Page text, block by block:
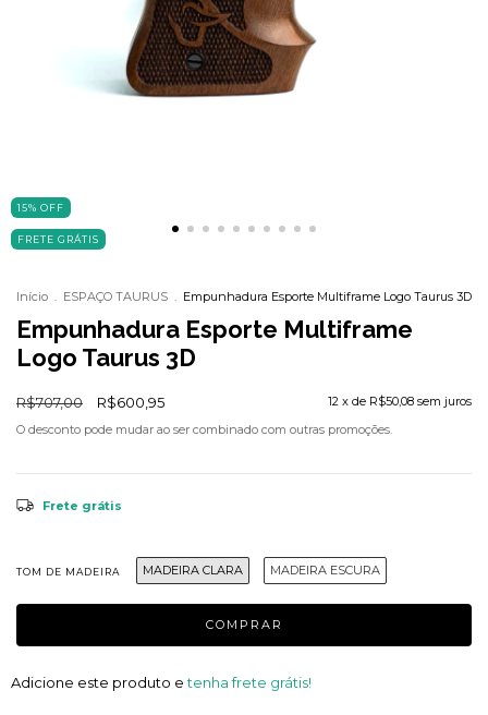
15% OFF
FRETE GRÁTIS
Início . ESPAÇO TAURUS . Empunhadura Esporte Multiframe Logo Taurus 3D
Empunhadura Esporte Multiframe
Logo Taurus 3D
R$707,00 R$600,95 12 x de R$50,08 sem juros
O desconto pode mudar ao ser combinado com outras promoções.
Frete grátis
TOM DE MADEIRA MADEIRA CLARA MADEIRA ESCURA
Adicione este produto etenha frete grátis!